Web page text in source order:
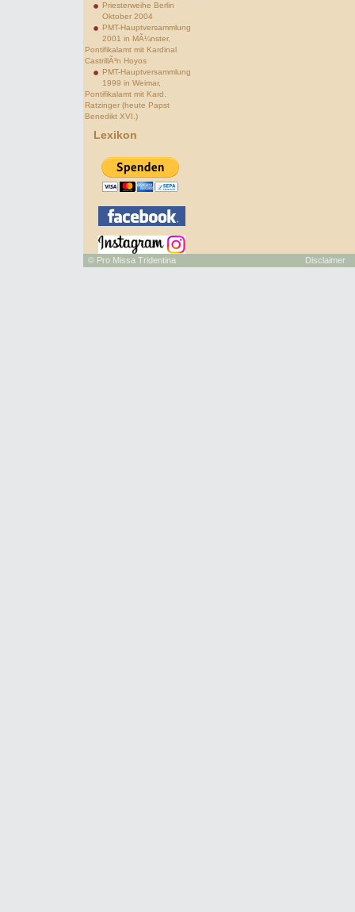
Priesterweihe Berlin
Oktober 2004
PMT-Hauptversammlung
2001 in MÃ¼nster,
Pontifikalamt mit Kardinal
CastrillÃ³n Hoyos
PMT-Hauptversammlung
1999 in Weimar,
Pontifikalamt mit Kard.
Ratzinger (heute Papst
Benedikt XVI.)
Lexikon
© Pro Missa Tridentina Disclaimer